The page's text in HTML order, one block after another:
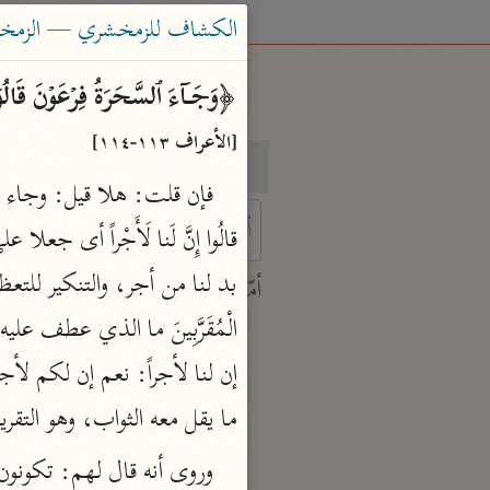
بحث
characters for results.
أمّهات
جامع البيان
ابن جرير الطبري (٣١٠ هـ)
تفسير القرآن العظيم
ابن كثير (٧٧٤ هـ)
الكشاف للزمخشري — الزمخشري
﴿وَجَاۤءَ ٱلسَّحَرَةُ فِرۡعَوۡنَ قَالُوۤا۟ إِنَّ لَنَا لَأَجۡرًا
[الأعراف ١١٣-١١٤]
ما يقل معه الثواب، وهو